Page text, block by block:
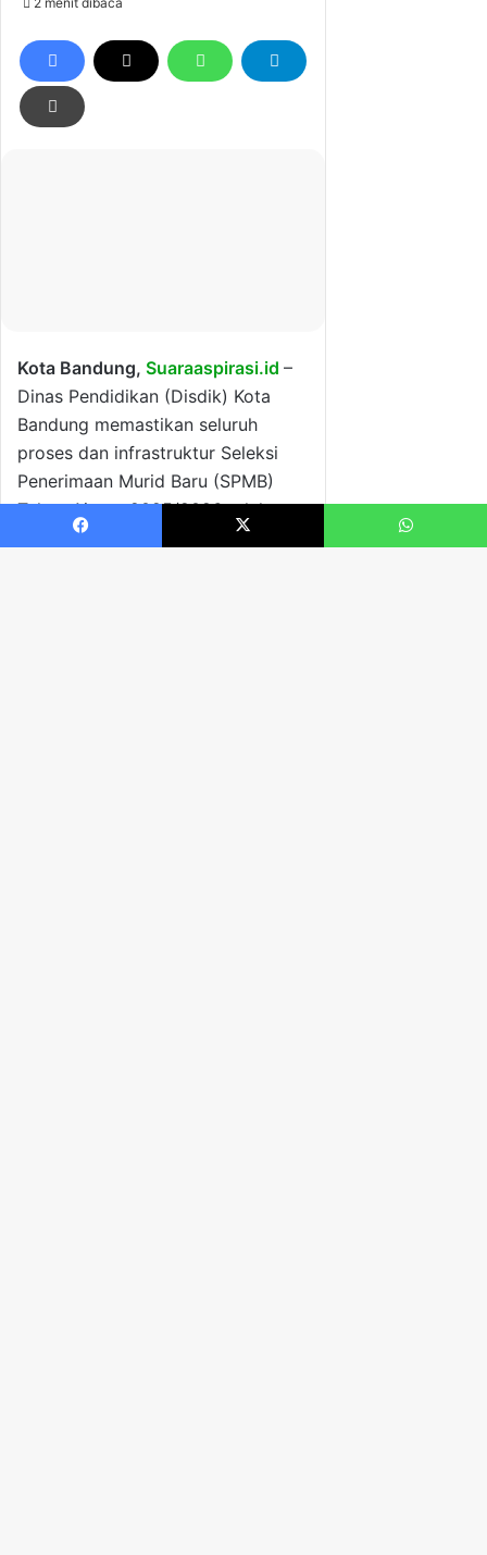
Facebook X WhatsApp